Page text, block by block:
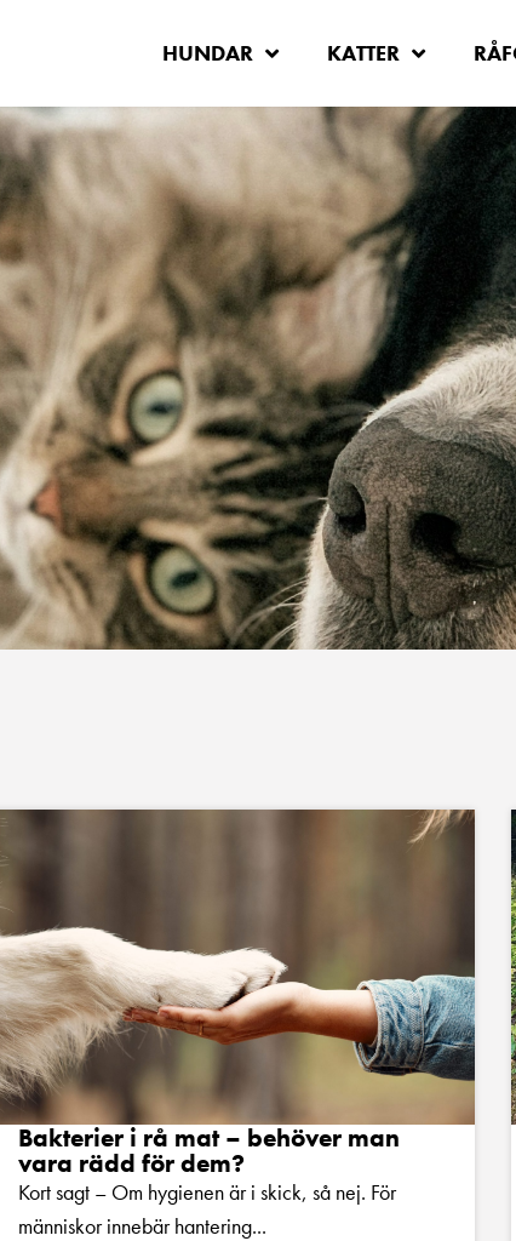
HUNDAR KATTER
Bakterier i rå mat – behöver man
vara rädd för dem?
Kort sagt – Om hygienen är i skick, så nej. För
människor innebär hantering...